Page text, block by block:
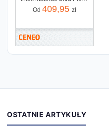
Od 409,95 zł
OSTATNIE ARTYKUŁY